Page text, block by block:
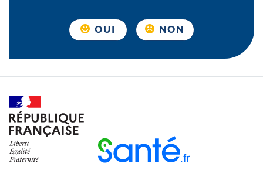
OUI NON